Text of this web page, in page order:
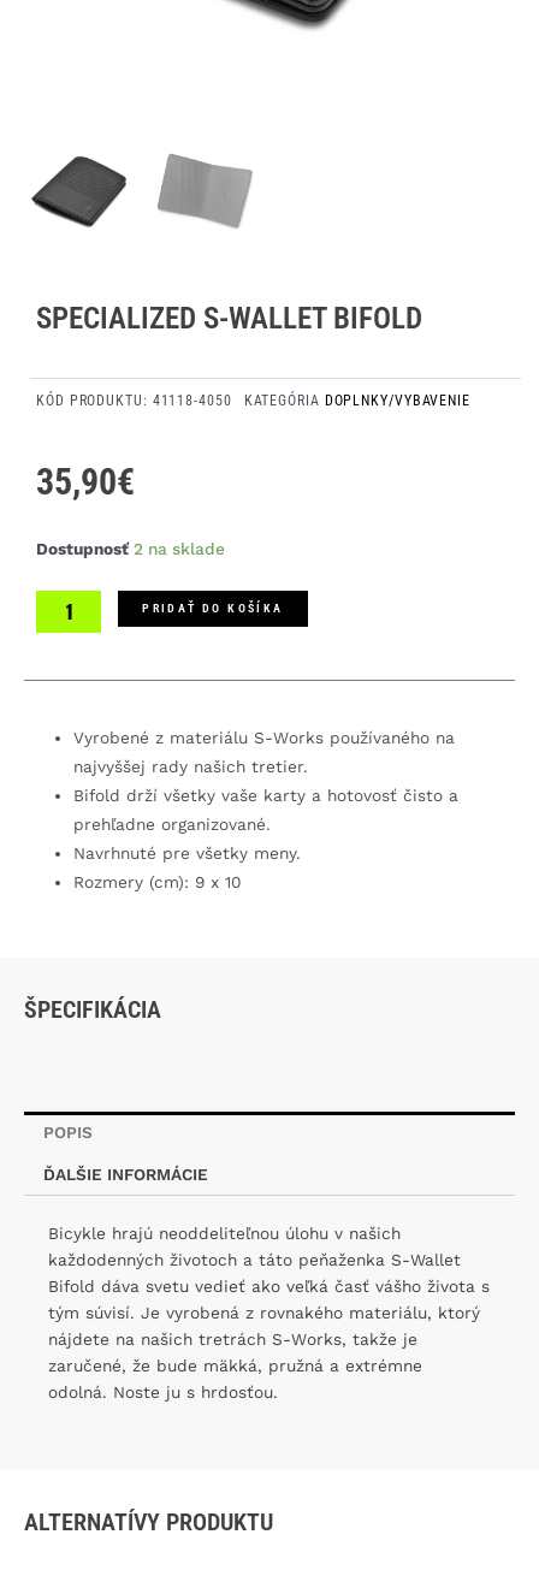
SPECIALIZED S-WALLET BIFOLD
KÓD PRODUKTU: 41118-4050 KATEGÓRIA DOPLNKY/VYBAVENIE
Dostupnosť 2 na sklade
množstvo
PRIDAŤ DO KOŠÍKA
35,90€
Vyrobené z materiálu S-Works používaného na
najvyššej rady našich tretier.
Bifold drží všetky vaše karty a hotovosť čisto a
prehľadne organizované.
Navrhnuté pre všetky meny.
Rozmery (cm): 9 x 10
ŠPECIFIKÁCIA
POPIS
ĎALŠIE INFORMÁCIE
Bicykle hrajú neoddeliteľnou úlohu v našich
každodenných životoch a táto peňaženka S-Wallet
Bifold dáva svetu vedieť ako veľká časť vášho života s
tým súvisí. Je vyrobená z rovnakého materiálu, ktorý
nájdete na našich tretrách S-Works, takže je
zaručené, že bude mäkká, pružná a extrémne
odolná. Noste ju s hrdosťou.
ALTERNATÍVY PRODUKTU